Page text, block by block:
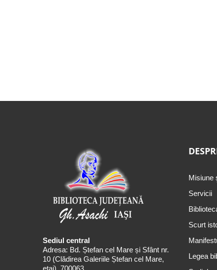
Sediul central
Adresa: Bd. Ștefan cel Mare și Sfânt nr.
10 (Clădirea Galeriile Ștefan cel Mare,
etaj), 700063
Misiune
Servicii
Scurt
Legea